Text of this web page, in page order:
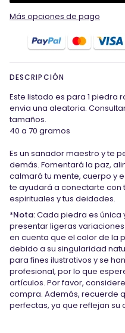
Más opciones de pago
DESCRIPCIÓN
Este listado es para 1 piedra
envia una aleatoria.
tamaños.
40 a 70 gramos
Es un sanador maestro y te
demás. Fomentará la paz,
calmará tu mente, cuerpo y
te ayudará a conectarte con
espirituales y tus deidades.
*Nota:Cada piedra es única
presentar ligeras
en cuenta que el color de la
debido a su singularidad
para fines ilustrativos y se
profesional, por lo que
artículos. Por favor,
compra. Además, recuerde
perfectas, ya que reflejan su